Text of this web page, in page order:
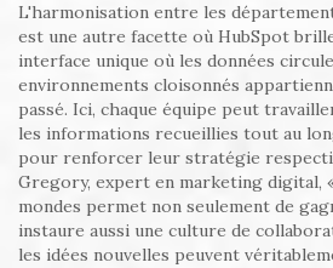
L'harmonisation entre les
est une autre facette où HubSpot
interface unique où les données
environnements cloisonnés
passé. Ici, chaque équipe peut
les informations recueillies tout au
pour renforcer leur stratégie
Gregory, expert en marketing digital,
mondes permet non seulement de
instaure aussi une culture de
les idées nouvelles peuvent